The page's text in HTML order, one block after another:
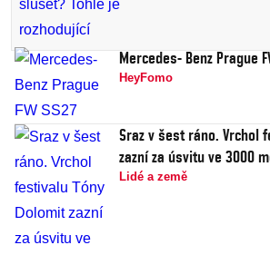
Mercedes- Benz Prague
HeyFomo
Sraz v šest ráno. Vrchol
zazní za úsvitu ve 3000
Lidé a země